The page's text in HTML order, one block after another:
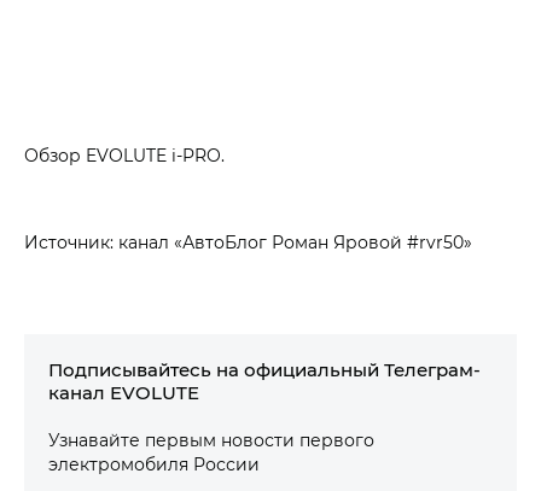
Обзор EVOLUTE i‑PRO.
Источник: канал «АвтоБлог Роман Яровой #rvr50»
Подписывайтесь на официальный Телеграм-
канал EVOLUTE
Узнавайте первым новости первого
электромобиля России